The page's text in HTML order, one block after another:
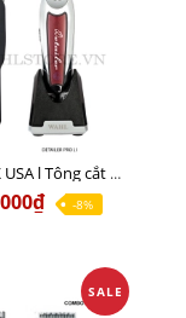
COMBO 2K USA l Tông cắt SENIOR +Tông viền DETAILER PRO LI
-8%
SALE